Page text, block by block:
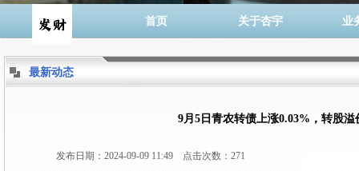
首页 关于杏宇 业
最新动态
9月5日青农转债上涨0.03%，转股溢
发布日期：2024-09-09 11:49 点击次数：271